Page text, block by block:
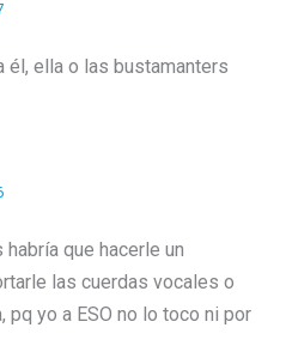
él, ella o las bustamanters
que hacerle un
las cuerdas vocales o
pq yo a ESO no lo toco ni por